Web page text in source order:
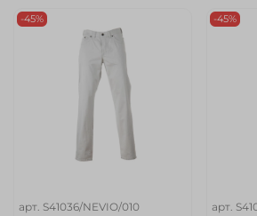
-45%
арт. S41036/NEVIO/010
-45%
арт.